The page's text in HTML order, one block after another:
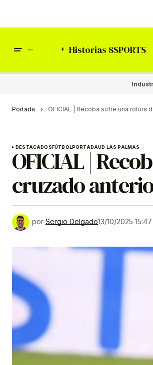
Historias 8SPORTS
Portada OFICIAL | Recoba sufre una rotura
DESTACADOSFÚTBOLPORTADAUD LAS PALMAS
OFICIAL |
cruzado
por Sergio Delgado13/10/2025 15:47